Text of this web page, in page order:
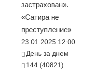
застрахован».
«Сатира не
преступление»
23.01.2025 12:00
День за днем
144 (40821)